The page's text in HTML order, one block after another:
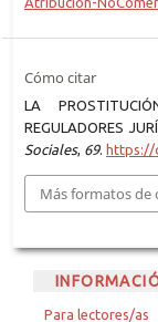
Cómo citar
LA
REGULADORES
Sociales, 69. https://
Más formatos de
Para lectores/as